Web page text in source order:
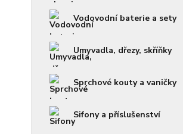
Vodovodní baterie a sety
Umyvadla, dřezy, skříňky
Sprchové kouty a vaničky
Sifony a příslušenství